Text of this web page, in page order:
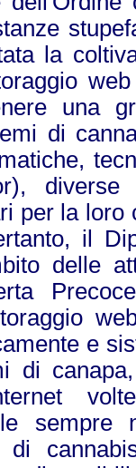
la
una
di
per la loro
il
delle
e
di
sempre